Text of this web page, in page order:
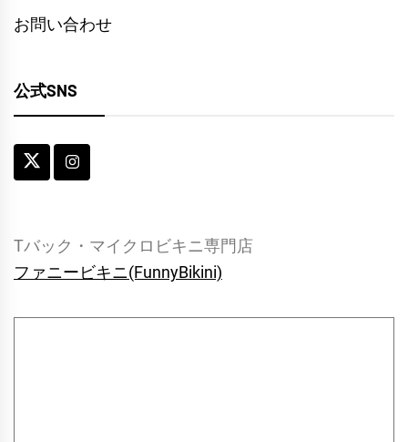
お問い合わせ
公式SNS
Tバック・マイクロビキニ専門店
ファニービキニ(FunnyBikini)